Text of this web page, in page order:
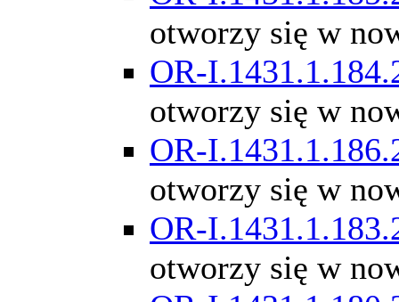
otworzy się w
OR-
otworzy się w
OR-
otworzy się w
OR-
otworzy się w